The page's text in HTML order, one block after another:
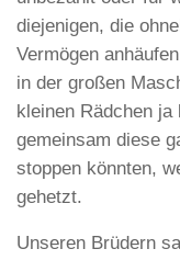
diejenigen, die
Vermögen
in der großen
kleinen Rädchen
gemeinsam diese
stoppen könnten,
gehetzt.
Unseren Brüdern